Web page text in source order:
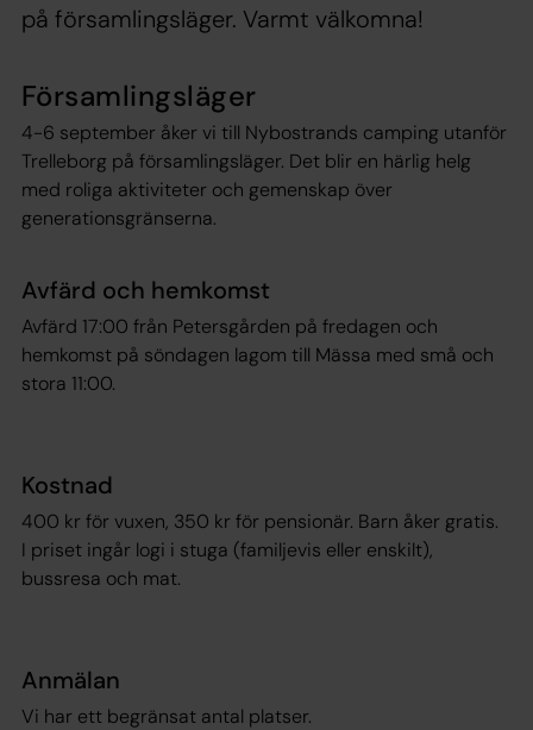
på församlingsläger. Varmt välkomna!
Församlingsläger
4-6 september åker vi till Nybostrands camping utanför
Trelleborg på församlingsläger. Det blir en härlig helg
med roliga aktiviteter och gemenskap över
generationsgränserna.
Avfärd och hemkomst
Avfärd 17:00 från Petersgården på fredagen och
hemkomst på söndagen lagom till Mässa med små och
stora 11:00.
Kostnad
400 kr för vuxen, 350 kr för pensionär. Barn åker gratis.
I priset ingår logi i stuga (familjevis eller enskilt),
bussresa och mat.
Anmälan
Vi har ett begränsat antal platser.